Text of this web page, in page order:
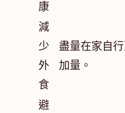
康
減
少
外
食
盡量在家自
加量。
避